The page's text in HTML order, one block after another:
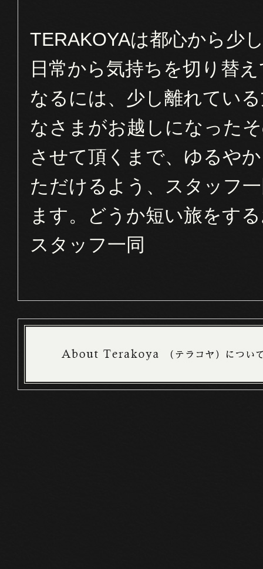
TERAKOYAは都心から少
日常から気持ちを切り替
なるには、少し離れてい
なさまがお越しになった
させて頂くまで、ゆるや
ただけるよう、スタッフ
ます。どうか短い旅をす
スタッフ一同